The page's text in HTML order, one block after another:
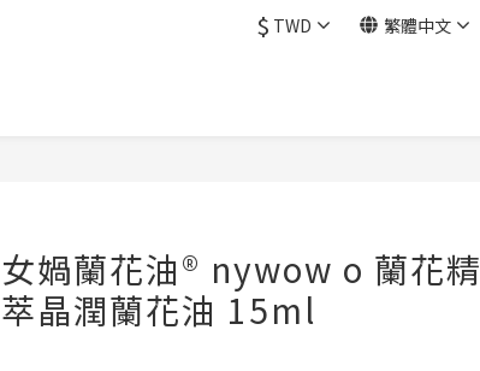
$ TWD 繁體中文
女媧蘭花油® nywow o 蘭花精
萃晶潤蘭花油 15ml